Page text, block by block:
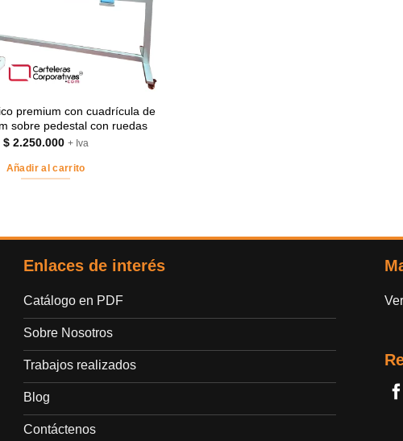
premium con cuadrícula de
sobre pedestal con ruedas
$2.250.000 + Iva
Añadir al carrito
Enlaces de interés
Catálogo en PDF
Sobre Nosotros
Trabajos realizados
Blog
Contáctenos